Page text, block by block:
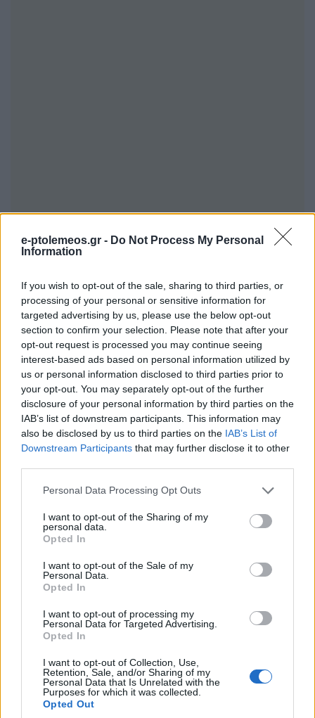
e-ptolemeos.gr - Do Not Process My Personal
Information
If you wish to opt-out of the sale, sharing to third parties, or
processing of your personal or sensitive information for
targeted advertising by us, please use the below opt-out
section to confirm your selection. Please note that after your
opt-out request is processed you may continue seeing
interest-based ads based on personal information utilized by
us or personal information disclosed to third parties prior to
your opt-out. You may separately opt-out of the further
disclosure of your personal information by third parties on the
IAB’s list of downstream participants. This information may
also be disclosed by us to third parties on the IAB’s List of
Downstream Participants that may further disclose it to other
Please note that this website/app uses one or more Google
not limited to your visit or usage behaviour. You may click to
grant or deny consent to Google and its third-party tags to
use your data for below specified purposes in below Google
consent section.
Personal Data Processing Opt Outs
I want to opt-out of the Sharing of my
personal data.
Opted In
I want to opt-out of the Sale of my
Personal Data.
Opted In
I want to opt-out of processing my
Personal Data for Targeted Advertising.
Opted In
I want to opt-out of Collection, Use,
Retention, Sale, and/or Sharing of my
Personal Data that Is Unrelated with the
Purposes for which it was collected.
Opted Out
Ο ισχυρισμός του κ. Ανδρουλάκη είναι
βιαστικά να προσπερνά την οδυνηρή αλήθεια,
ότι τα περισσότερα των ελεγχόμενων πολιτικών
προσώπων για τρέχουσες σκανδαλώδεις
υποθέσεις έχουν μικρή κοινοβουλευτική
θητεία, στην υπόθεση δε του ΟΠΕΚΕΠΕ, κατά
συνδεόμενοι στενά μαζί του, ένας εξ αυτών
είναι και προφυλακισμένος.
Ανιστόρητος και προσβλητικός για
προσωπικότητες της σύγχρονης πολιτικής
ιστορίας μας, με πολύχρονη παρουσία στην